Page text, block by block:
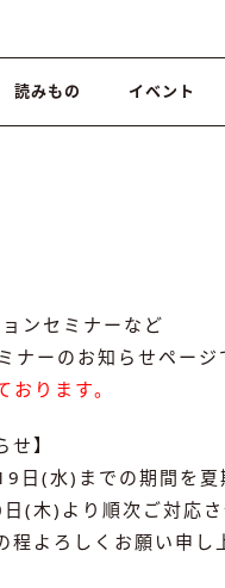
読みもの イベント
ンセミナーなど
ーのお知らせページ
ります。
せ】
(水)までの期間を夏
(木)より順次ご対応さ
よろしくお願い申し